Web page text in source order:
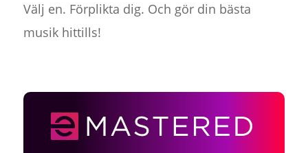
Välj en. Förplikta dig. Och gör din bästa
musik hittills!